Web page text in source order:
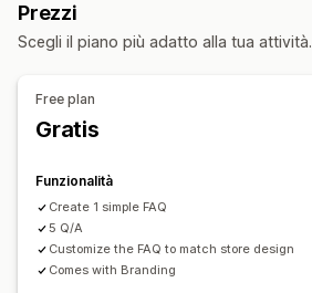
Multilingua
CSS personalizzato
Prezzi
Scegli il piano più adatto alla tua attività.
Free plan
Gratis
Funzionalità
Create 1 simple FAQ
5 Q/A
Customize the FAQ to match store design
Comes with Branding